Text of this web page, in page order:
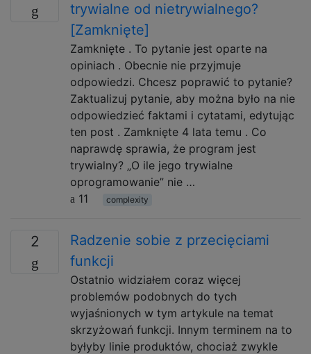
trywialne od nietrywialnego?
[Zamknięte]
Zamknięte . To pytanie jest oparte na
opiniach . Obecnie nie przyjmuje
odpowiedzi. Chcesz poprawić to pytanie?
Zaktualizuj pytanie, aby można było na nie
odpowiedzieć faktami i cytatami, edytując
ten post . Zamknięte 4 lata temu . Co
naprawdę sprawia, że ​​program jest
trywialny? „O ile jego trywialne
oprogramowanie” nie …
11
complexity
2
Radzenie sobie z przecięciami
funkcji
Ostatnio widziałem coraz więcej
problemów podobnych do tych
wyjaśnionych w tym artykule na temat
skrzyżowań funkcji. Innym terminem na to
byłyby linie produktów, chociaż zwykle